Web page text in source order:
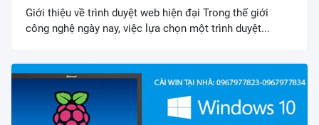
Giới thiệu về trình duyệt web hiện đại Trong thế giới
công nghệ ngày nay, việc lựa chọn một trình duyệt...